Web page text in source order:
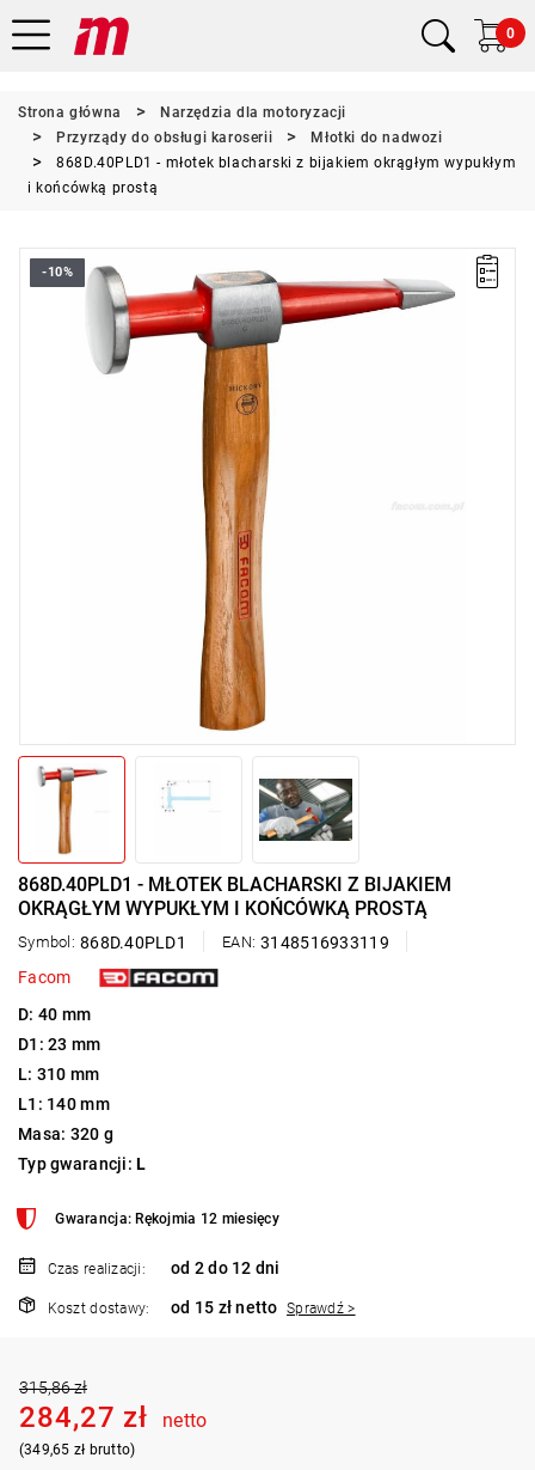
0
Strona główna
Narzędzia dla motoryzacji
Przyrządy do obsługi karoserii
Młotki do nadwozi
868D.40PLD1 - młotek blacharski z bijakiem okrągłym wypukłym
i końcówką prostą
-10%
868D.40PLD1 - MŁOTEK BLACHARSKI Z BIJAKIEM
OKRĄGŁYM WYPUKŁYM I KOŃCÓWKĄ PROSTĄ
Symbol: 868D.40PLD1 EAN: 3148516933119
Facom
D: 40 mm
D1: 23 mm
L: 310 mm
L1: 140 mm
Masa: 320 g
Typ gwarancji:L
Gwarancja: Rękojmia 12 miesięcy
Czas realizacji: od 2 do 12 dni
Koszt dostawy: od 15 zł netto Sprawdź >
315,86 zł
284,27 zł netto
(349,65 zł brutto)